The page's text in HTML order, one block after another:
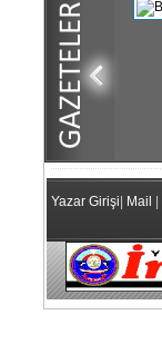
Yazar Girişi Mail